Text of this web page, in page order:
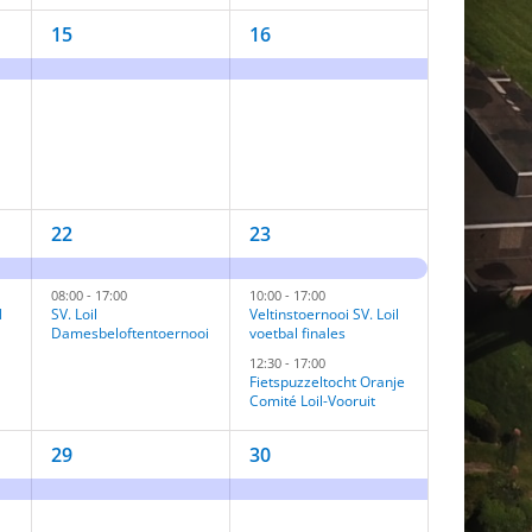
1
activiteit,
15
1
activiteit,
16
2
activiteiten,
22
08:00 - 17:00
SV. Loil
Damesbeloftentoernooi
3
activiteiten,
23
10:00 - 17:00
Veltinstoernooi SV. Loil
voetbal finales
12:30 - 17:00
Fietspuzzeltocht Oranje
Comité Loil-Vooruit
1
activiteit,
29
1
activiteit,
30